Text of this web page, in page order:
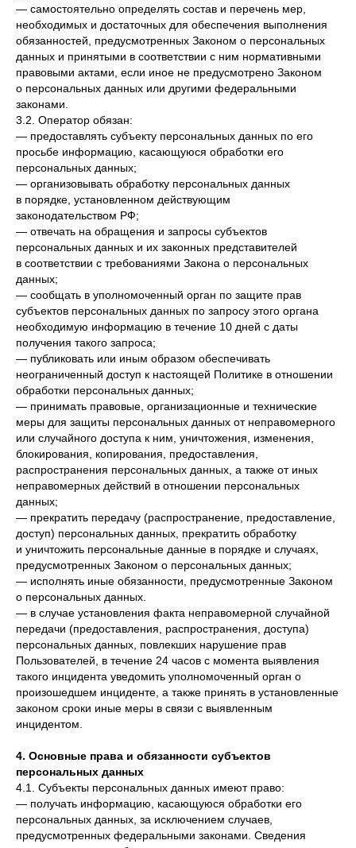
— самостоятельно определять состав и перечень мер,
необходимых и достаточных для обеспечения выполнения
обязанностей, предусмотренных Законом о персональных
данных и принятыми в соответствии с ним нормативными
правовыми актами, если иное не предусмотрено Законом
о персональных данных или другими федеральными
законами.
3.2. Оператор обязан:
— предоставлять субъекту персональных данных по его
просьбе информацию, касающуюся обработки его
персональных данных;
— организовывать обработку персональных данных
в порядке, установленном действующим
законодательством РФ;
— отвечать на обращения и запросы субъектов
персональных данных и их законных представителей
в соответствии с требованиями Закона о персональных
данных;
— сообщать в уполномоченный орган по защите прав
субъектов персональных данных по запросу этого органа
необходимую информацию в течение 10 дней с даты
получения такого запроса;
— публиковать или иным образом обеспечивать
неограниченный доступ к настоящей Политике в отношении
обработки персональных данных;
— принимать правовые, организационные и технические
меры для защиты персональных данных от неправомерного
или случайного доступа к ним, уничтожения, изменения,
блокирования, копирования, предоставления,
распространения персональных данных, а также от иных
неправомерных действий в отношении персональных
данных;
— прекратить передачу (распространение, предоставление,
доступ) персональных данных, прекратить обработку
и уничтожить персональные данные в порядке и случаях,
предусмотренных Законом о персональных данных;
— исполнять иные обязанности, предусмотренные Законом
о персональных данных.
— в случае установления факта неправомерной случайной
передачи (предоставления, распространения, доступа)
персональных данных, повлекших нарушение прав
Пользователей, в течение 24 часов с момента выявления
такого инцидента уведомить уполномоченный орган о
произошедшем инциденте, а также принять в установленные
законом сроки иные меры в связи с выявленным
инцидентом.
4. Основные права и обязанности субъектов
персональных данных
4.1. Субъекты персональных данных имеют право:
— получать информацию, касающуюся обработки его
персональных данных, за исключением случаев,
предусмотренных федеральными законами. Сведения